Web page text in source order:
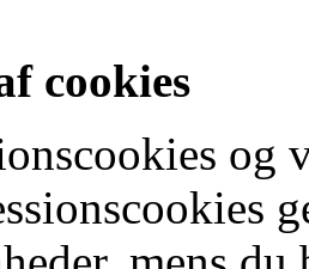
cookies
og